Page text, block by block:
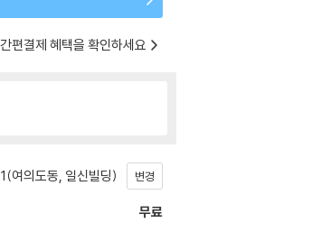
편결제 혜택을 확인하세요
여의도동, 일신빌딩) 변경
무료